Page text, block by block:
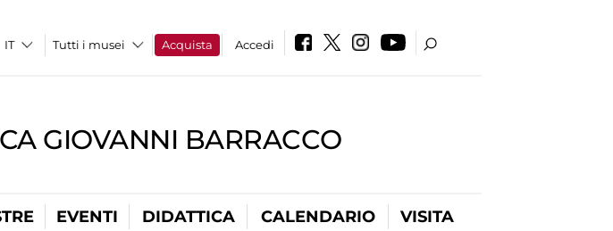
Tutti i musei Acquista Accedi
GIOVANNI BARRACCO
EVENTI DIDATTICA CALENDARIO VISITA